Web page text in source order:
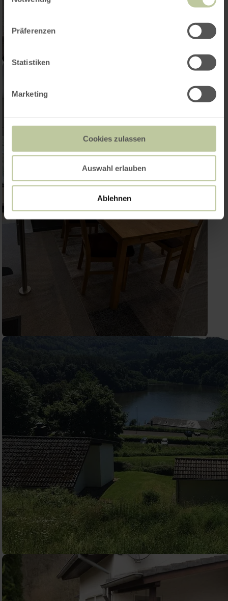
Präferenzen
Statistiken
Marketing
Cookies zulassen
Auswahl erlauben
Ablehnen